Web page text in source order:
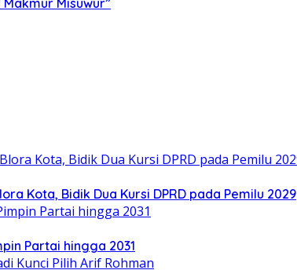
Misuwur”
Kota, Bidik Dua Kursi DPRD pada Pemilu 2029
Partai hingga 2031